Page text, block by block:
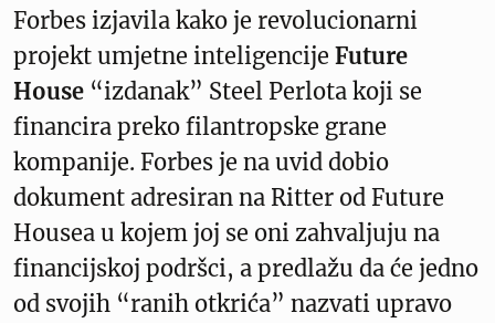
Forbes izjavila kako je revolucionarni
projekt umjetne inteligencije Future
House “izdanak” Steel Perlota koji se
financira preko filantropske grane
kompanije. Forbes je na uvid dobio
dokument adresiran na Ritter od Future
Housea u kojem joj se oni zahvaljuju na
financijskoj podršci, a predlažu da će jedno
od svojih “ranih otkrića” nazvati upravo